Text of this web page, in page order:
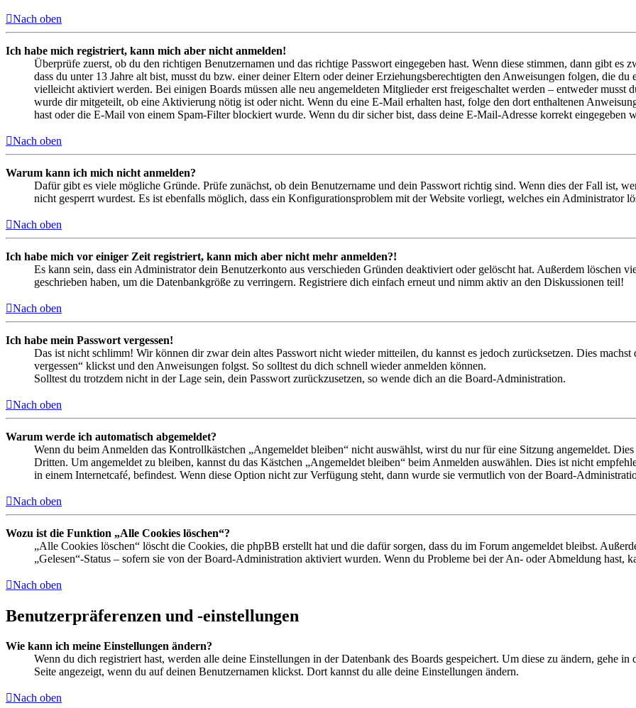
Nach oben
Ich habe mich registriert, kann mich aber nicht anmelden!
Überprüfe zuerst, ob du den richtigen Benutzernamen und das richtige Passwort eingegeben hast. Wenn diese stimmen, dann gibt es
dass du unter 13 Jahre alt bist, musst du bzw. einer deiner Eltern oder deiner Erziehungsberechtigten den Anweisungen folgen, die
vielleicht aktiviert werden. Bei einigen Boards müssen alle neu angemeldeten Mitglieder erst freigeschaltet werden – entweder musst
wurde dir mitgeteilt, ob eine Aktivierung nötig ist oder nicht. Wenn du eine E-Mail erhalten hast, folge den dort enthaltenen
hast oder die E-Mail von einem Spam-Filter blockiert wurde. Wenn du dir sicher bist, dass deine E-Mail-Adresse korrekt eingegeben
Nach oben
Warum kann ich mich nicht anmelden?
Dafür gibt es viele mögliche Gründe. Prüfe zunächst, ob dein Benutzername und dein Passwort richtig sind. Wenn dies der Fall ist,
nicht gesperrt wurdest. Es ist ebenfalls möglich, dass ein Konfigurationsproblem mit der Website vorliegt, welches ein Administrator
Nach oben
Ich habe mich vor einiger Zeit registriert, kann mich aber nicht mehr anmelden?!
Es kann sein, dass ein Administrator dein Benutzerkonto aus verschieden Gründen deaktiviert oder gelöscht hat. Außerdem löschen
geschrieben haben, um die Datenbankgröße zu verringern. Registriere dich einfach erneut und nimm aktiv an den Diskussionen teil!
Nach oben
Ich habe mein Passwort vergessen!
Das ist nicht schlimm! Wir können dir zwar dein altes Passwort nicht wieder mitteilen, du kannst es jedoch zurücksetzen. Dies
vergessen“ klickst und den Anweisungen folgst. So solltest du dich schnell wieder anmelden können.
Solltest du trotzdem nicht in der Lage sein, dein Passwort zurückzusetzen, so wende dich an die Board-Administration.
Nach oben
Warum werde ich automatisch abgemeldet?
Wenn du beim Anmelden das Kontrollkästchen „Angemeldet bleiben“ nicht auswählst, wirst du nur für eine Sitzung angemeldet.
Dritten. Um angemeldet zu bleiben, kannst du das Kästchen „Angemeldet bleiben“ beim Anmelden auswählen. Dies ist nicht
in einem Internetcafé, befindest. Wenn diese Option nicht zur Verfügung steht, dann wurde sie vermutlich von der Board-
Nach oben
Wozu ist die Funktion „Alle Cookies löschen“?
„Alle Cookies löschen“ löscht die Cookies, die phpBB erstellt hat und die dafür sorgen, dass du im Forum angemeldet bleibst.
„Gelesen“-Status – sofern sie von der Board-Administration aktiviert wurden. Wenn du Probleme bei der An- oder Abmeldung hast,
Nach oben
Benutzerpräferenzen und -einstellungen
Wie kann ich meine Einstellungen ändern?
Wenn du dich registriert hast, werden alle deine Einstellungen in der Datenbank des Boards gespeichert. Um diese zu ändern, gehe
Seite angezeigt, wenn du auf deinen Benutzernamen klickst. Dort kannst du alle deine Einstellungen ändern.
Nach oben